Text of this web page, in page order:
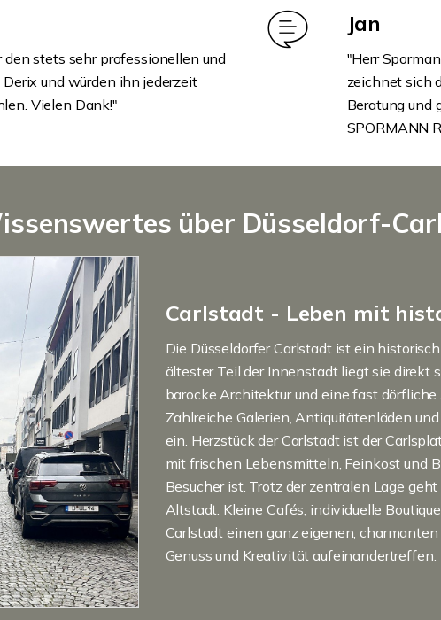
stets sehr professionellen und
und würden ihn jederzeit
Vielen Dank!"
Jan
"Herr
zeichnet sich
Beratung und
SPORMANN
über Düsseldorf-
Carlstadt - Leben mit
Die Düsseldorfer Carlstadt ist ein
ältester Teil der Innenstadt liegt sie direkt
barocke Architektur und eine fast
Zahlreiche Galerien, Antiquitätenläden
ein. Herzstück der Carlstadt ist der
mit frischen Lebensmitteln, Feinkost und
Besucher ist. Trotz der zentralen Lage
Altstadt. Kleine Cafés, individuelle
Carlstadt einen ganz eigenen,
Genuss und Kreativität aufeinandertreffen.